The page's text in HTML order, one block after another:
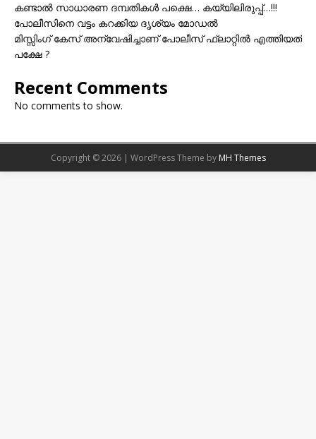
കണ്ടാൽ സാധാരണ ദമ്പതികൾ പക്ഷെ… കയ്യിലിരുപ്പ്…!!!
പോലീസിനെ വട്ടം കറക്കിയ ദൃശ്യം മോഡല്‍
മിസ്സിംഗ് കേസ് അന്വേഷിച്ചാണ് പോലീസ് ഫ്ലാറ്റിൽ എത്തിയത്
പക്ഷേ ?
Recent Comments
No comments to show.
Copyright © 2026 | WordPress Theme by MH Themes